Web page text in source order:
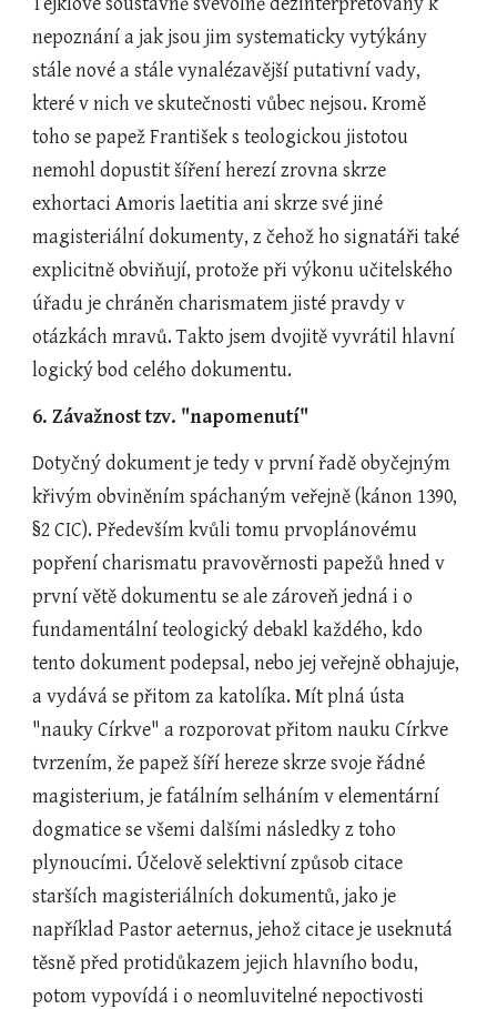
nepoznání a jak jsou jim systematicky vytýkány
stále nové a stále vynalézavější putativní vady,
které v nich ve skutečnosti vůbec nejsou. Kromě
toho se papež František s teologickou jistotou
nemohl dopustit šíření herezí zrovna skrze
exhortaci Amoris laetitia ani skrze své jiné
magisteriální dokumenty, z čehož ho signatáři také
explicitně obviňují, protože při výkonu učitelského
úřadu je chráněn charismatem jisté pravdy v
otázkách mravů. Takto jsem dvojitě vyvrátil hlavní
logický bod celého dokumentu.
6. Závažnost tzv. "napomenutí"
Dotyčný dokument je tedy v první řadě obyčejným
křivým obviněním spáchaným veřejně (kánon 1390,
§2 CIC). Především kvůli tomu prvoplánovému
popření charismatu pravověrnosti papežů hned v
první větě dokumentu se ale zároveň jedná i o
fundamentální teologický debakl každého, kdo
tento dokument podepsal, nebo jej veřejně obhajuje,
a vydává se přitom za katolíka. Mít plná ústa
"nauky Církve" a rozporovat přitom nauku Církve
tvrzením, že papež šíří hereze skrze svoje řádné
magisterium, je fatálním selháním v elementární
dogmatice se všemi dalšími následky z toho
plynoucími. Účelově selektivní způsob citace
starších magisteriálních dokumentů, jako je
například Pastor aeternus, jehož citace je useknutá
těsně před protidůkazem jejich hlavního bodu,
potom vypovídá i o neomluvitelné nepoctivosti